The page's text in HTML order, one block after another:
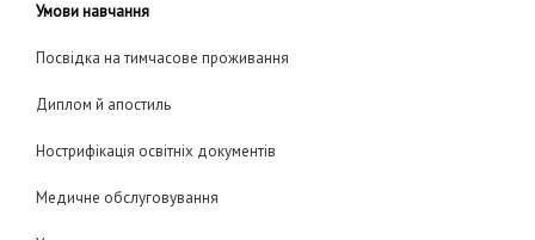
Умови навчання
Посвідка на тимчасове проживання
Диплом й апостиль
Нострифікація освітніх документів
Медичне обслуговування